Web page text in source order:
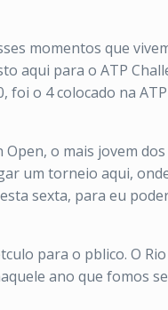
momentos que
aqui para o ATP
o 4 colocado na
o mais jovem
um torneio aqui,
sexta, para eu
para o pblico. O
ano que fomos